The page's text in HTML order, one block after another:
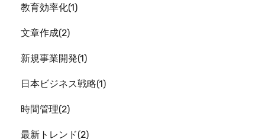
教育効率化 1
文章作成 2
新規事業開発 1
日本ビジネス戦略 1
時間管理 2
最新トレンド 2